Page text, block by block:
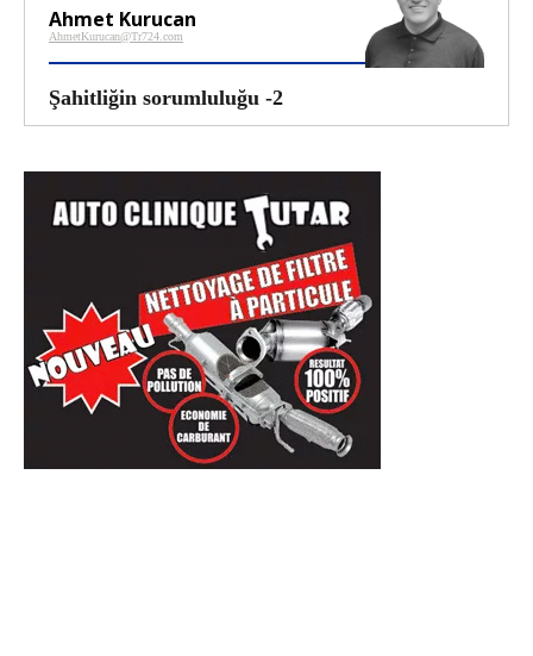
Ahmet Kurucan
AhmetKurucan@Tr724.com
Şahitliğin sorumluluğu -2